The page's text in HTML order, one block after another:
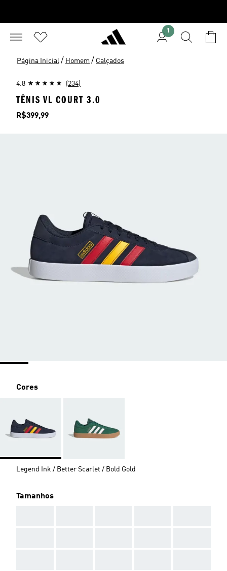
1
Página Inicial / Homem / Calçados
4.8 (234)
TÊNIS VL COURT 3.0
Preço
R$399,99
Cores
Legend Ink / Better Scarlet / Bold Gold
Tamanhos